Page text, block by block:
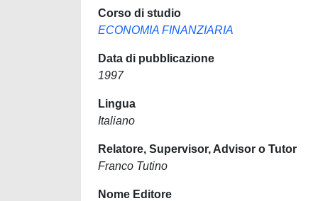
Corso di studio
ECONOMIA FINANZIARIA
Data di pubblicazione
1997
Lingua
Italiano
Relatore, Supervisor, Advisor o Tutor
Franco Tutino
Nome Editore